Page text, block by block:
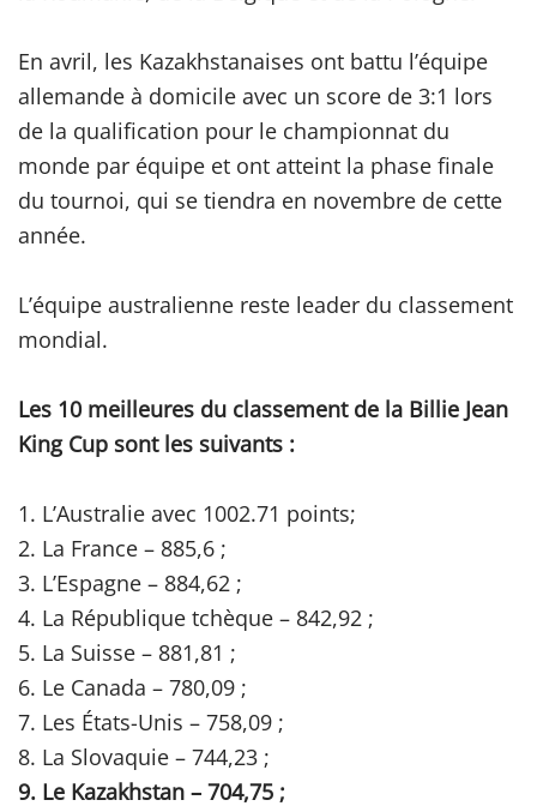
En avril, les Kazakhstanaises ont battu l’équipe
allemande à domicile avec un score de 3:1 lors
de la qualification pour le championnat du
monde par équipe et ont atteint la phase finale
du tournoi, qui se tiendra en novembre de cette
année.
L’équipe australienne reste leader du classement
mondial.
Les 10 meilleures du classement de la Billie Jean
King Cup sont les suivants :
1. L’Australie avec 1002.71 points;
2. La France – 885,6 ;
3. L’Espagne – 884,62 ;
4. La République tchèque – 842,92 ;
5. La Suisse – 881,81 ;
6. Le Canada – 780,09 ;
7. Les États-Unis – 758,09 ;
8. La Slovaquie – 744,23 ;
9. Le Kazakhstan – 704,75 ;